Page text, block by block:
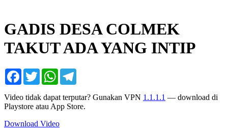
GADIS DESA COLMEK
TAKUT ADA YANG INTIP
Facebook
TwitterWhatsApp
Video tidak dapat terputar? Gunakan VPN 1.1.1.1 — download di
Playstore atau App Store.
Download Video